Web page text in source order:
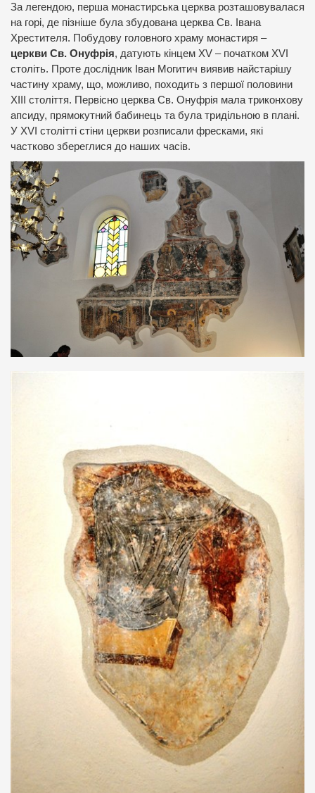
За легендою, перша монастирська церква розташовувалася
на горі, де пізніше була збудована церква Св. Івана
Хрестителя. Побудову головного храму монастиря –
церкви Св. Онуфрія, датують кінцем XV – початком XVI
століть. Проте дослідник Іван Могитич виявив найстарішу
частину храму, що, можливо, походить з першої половини
ХІІІ століття. Первісно церква Св. Онуфрія мала триконхову
апсиду, прямокутний бабинець та була тридільною в плані.
У XVI столітті стіни церкви розписали фресками, які
частково збереглися до наших часів.